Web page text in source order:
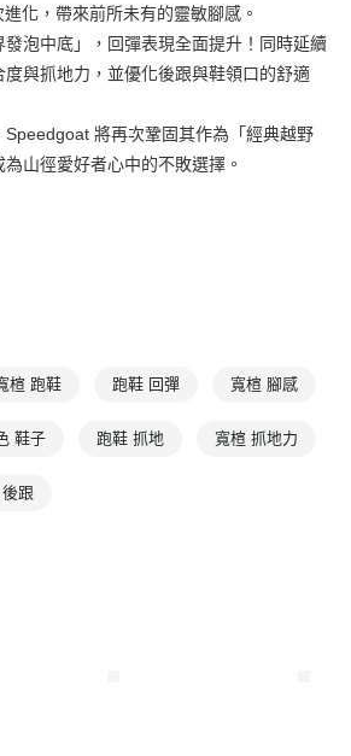
含以上)免運費
含以上)免運費
化，帶來前所未有的靈敏腳感。
泡中底」，回彈表現全面提升！同時延續
與抓地力，並優化後跟與鞋領口的舒適
Speedgoat 將再次鞏固其作為「經典越野
山徑愛好者心中的不敗選擇。
楦 跑鞋 跑鞋 回彈 寬楦 腳感
鞋子 跑鞋 抓地 寬楦 抓地力
跟